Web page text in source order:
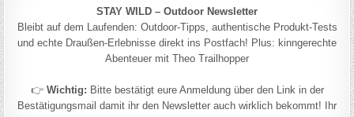
STAY WILD – Outdoor Newsletter
Bleibt auf dem Laufenden: Outdoor-Tipps, authentische Produkt-Tests
und echte Draußen-Erlebnisse direkt ins Postfach! Plus: kinngerechte
Abenteuer mit Theo Trailhopper
👉 Wichtig: Bitte bestätigt eure Anmeldung über den Link in der
Bestätigungsmail damit ihr den Newsletter auch wirklich bekommt! Ihr